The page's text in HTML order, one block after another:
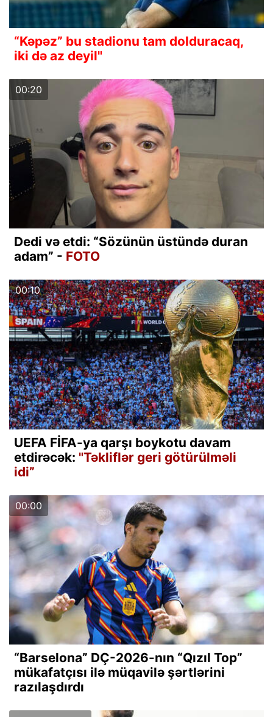
“Kəpəz” bu stadionu tam dolduracaq,
iki də az deyil"
00:20
Dedi və etdi: “Sözünün üstündə duran
adam” - FOTO
00:10
UEFA FİFA-ya qarşı boykotu davam
etdirəcək: "Təkliflər geri götürülməli
idi”
00:00
“Barselona” DÇ-2026-nın “Qızıl Top”
mükafatçısı ilə müqavilə şərtlərini
razılaşdırdı